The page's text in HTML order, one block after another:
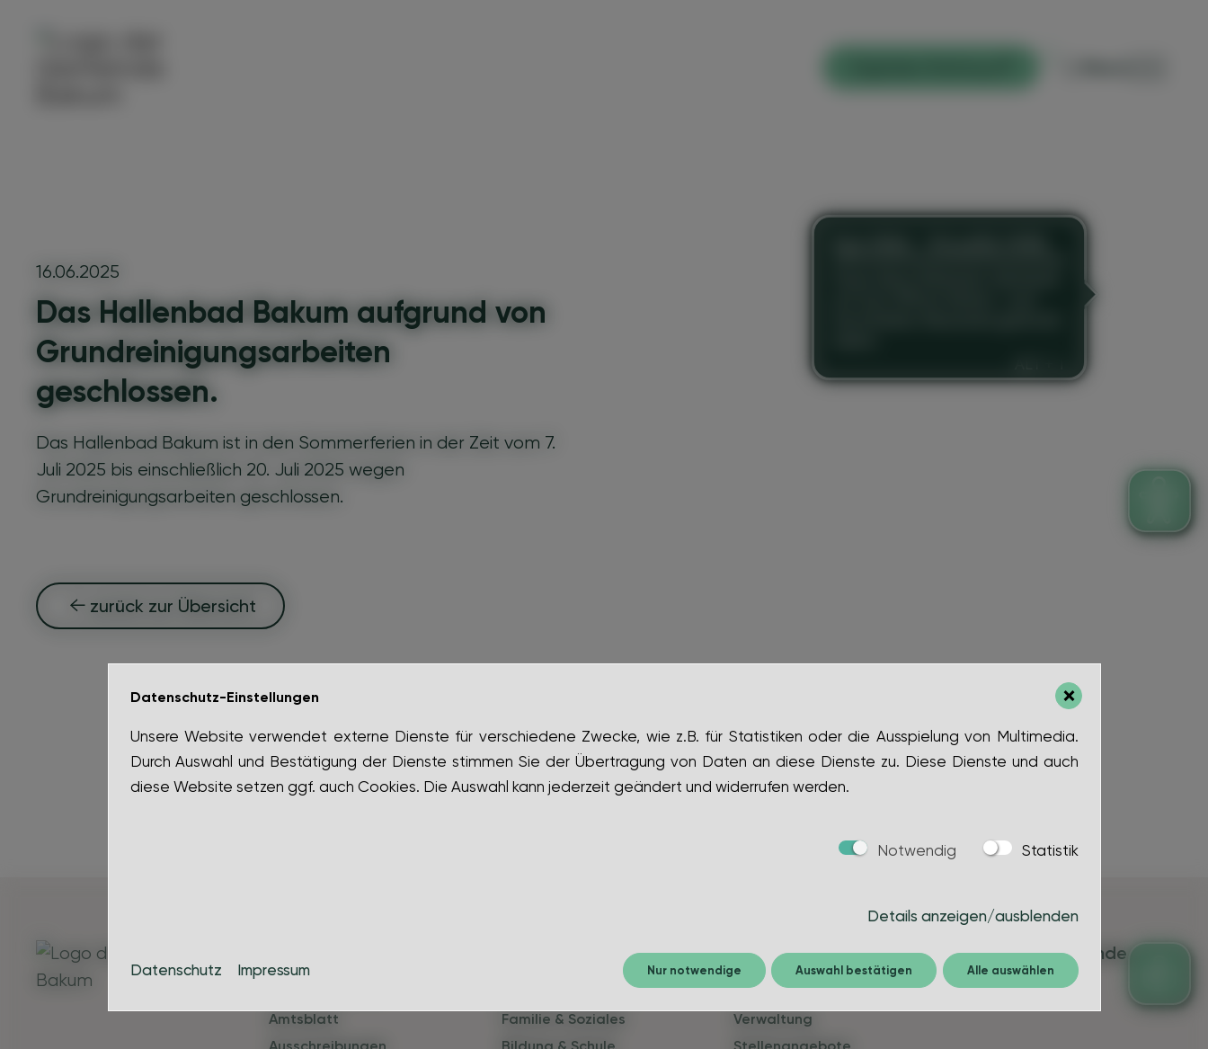
16.06.2025
Das Hallenbad Bakum aufgrund von
Grundreinigungsarbeiten
geschlossen.
Das Hallenbad Bakum ist in den Sommerferien in der Zeit vom 7.
Juli 2025 bis einschließlich 20. Juli 2025 wegen
Grundreinigungsarbeiten geschlossen.
zurück zur Übersicht
Amtsblatt
Leben in Bakum
Aktuelles & Termine
Familie & Soziales
Politik & Verwaltung
Politik
Verwaltung
Über die Gemeinde
Datenschutz-Einstellungen
Unsere Website verwendet externe Dienste für verschiedene Zwecke, wie z.B. für Statistiken oder die Ausspielung von Multimedia.
Durch Auswahl und Bestätigung der Dienste stimmen Sie der Übertragung von Daten an diese Dienste zu. Diese Dienste und auch
diese Website setzen ggf. auch Cookies. Die Auswahl kann jederzeit geändert und widerrufen werden.
Notwendig Statistik
Details anzeigen/ausblenden
Nur notwendige Auswahl bestätigen Alle auswählen
Datenschutz Impressum